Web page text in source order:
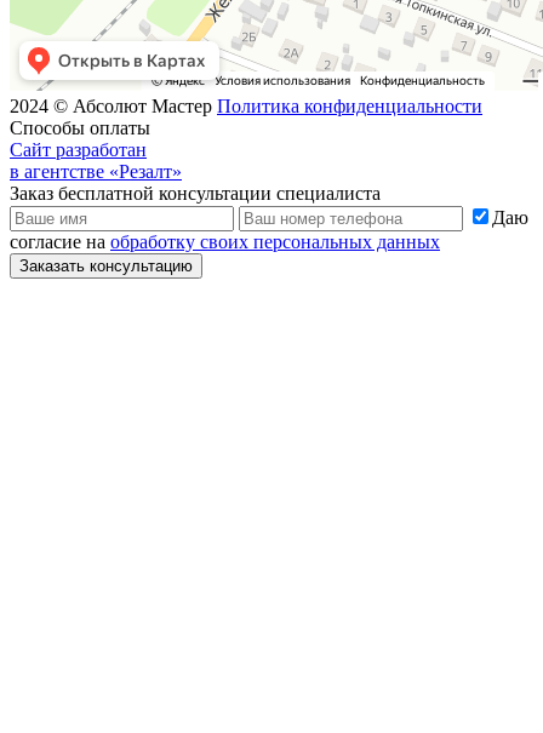
2024 © Абсолют Мастер Политика конфиденциальности
Способы оплаты
Сайт разработан
в агентстве «Резалт»
Заказ бесплатной консультации специалиста
Даю
согласие на обработку своих персональных данных
Заказать консультацию